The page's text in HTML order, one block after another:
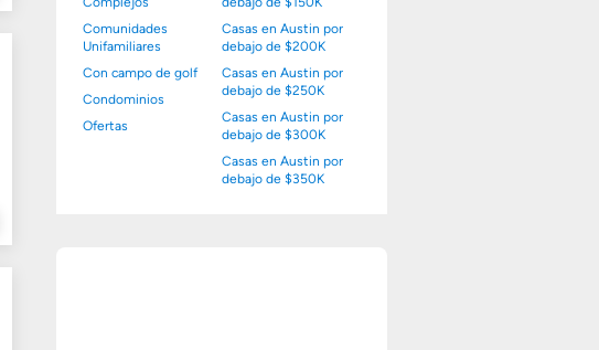
Comunidades
Unifamiliares
Con campo de golf
Condominios
Ofertas
Casas en Austin por
debajo de $200K
Casas en Austin por
debajo de $250K
Casas en Austin por
debajo de $300K
Casas en Austin por
debajo de $350K